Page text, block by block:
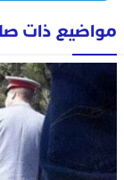
مواضيع ذات